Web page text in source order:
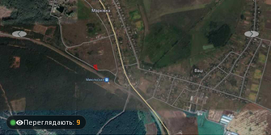
Переглядають: 9